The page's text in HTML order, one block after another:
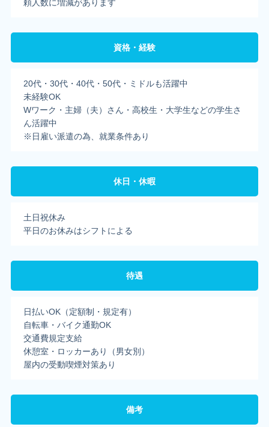
頼人数に増減があります
資格・経験
20代・30代・40代・50代・ミドルも活躍中
未経験OK
Wワーク・主婦（夫）さん・高校生・大学生などの学生さ
ん活躍中
※日雇い派遣の為、就業条件あり
休日・休暇
土日祝休み
平日のお休みはシフトによる
待遇
日払いOK（定額制・規定有）
自転車・バイク通勤OK
交通費規定支給
休憩室・ロッカーあり（男女別）
屋内の受動喫煙対策あり
備考